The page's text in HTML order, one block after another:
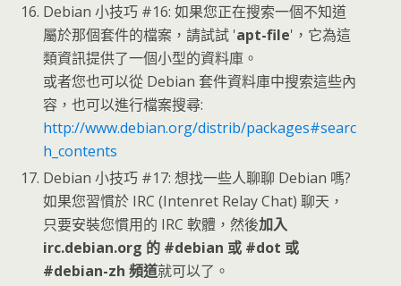
Debian 小技巧 #16: 如果您正在搜索一個不知道
屬於那個套件的檔案，請試試 'apt-file'，它為這
類資訊提供了一個小型的資料庫。
或者您也可以從 Debian 套件資料庫中搜索這些內
容，也可以進行檔案搜尋:
http://www.debian.org/distrib/packages#searc
h_contents
Debian 小技巧 #17: 想找一些人聊聊 Debian 嗎?
如果您習慣於 IRC (Intenret Relay Chat) 聊天，
只要安裝您慣用的 IRC 軟體，然後加入
irc.debian.org 的 #debian 或 #dot 或
#debian-zh 頻道就可以了。